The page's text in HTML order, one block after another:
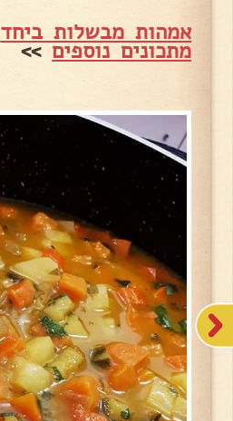
אמהות מבשלות ביחד
מתכונים נוספים>>